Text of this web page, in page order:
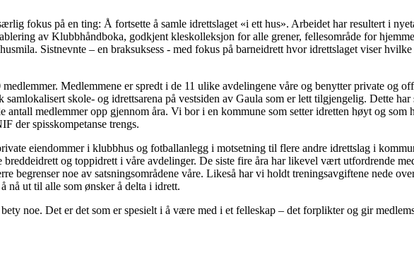
fokus på en ting: Å fortsette å samle idrettslaget «i ett hus». Arbeidet har resultert i
av Klubbhåndboka, godkjent kleskolleksjon for alle grener, fellesområde for
Sistnevnte – en braksuksess - med fokus på barneidrett hvor idrettslaget viser
Medlemmene er spredt i de 11 ulike avdelingene våre og benytter private og
skole- og idrettsarena på vestsiden av Gaula som er lett tilgjengelig. Dette har
antall medlemmer opp gjennom åra. Vi bor i en kommune som setter idretten høyt og som
der spisskompetanse trengs.
eiendommer i klubbhus og fotballanlegg i motsetning til flere andre idrettslag i
og toppidrett i våre avdelinger. De siste fire åra har likevel vært utfordrende
begrenser noe av satsningsområdene våre. Likeså har vi holdt treningsavgiftene nede
nå ut til alle som ønsker å delta i idrett.
noe. Det er det som er spesielt i å være med i et felleskap – det forplikter og gir